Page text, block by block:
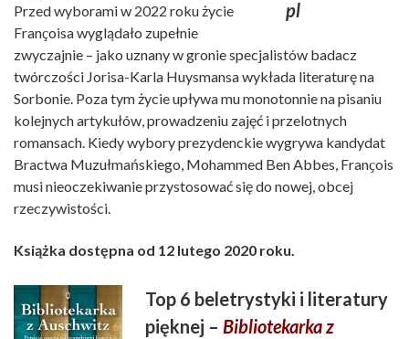
Przed wyborami w 2022 roku życie
Franҫoisa wyglądało zupełnie
zwyczajnie – jako uznany w gronie specjalistów badacz
twórczości Jorisa-Karla Huysmansa wykłada literaturę na
Sorbonie. Poza tym życie upływa mu monotonnie na pisaniu
kolejnych artykułów, prowadzeniu zajęć i przelotnych
romansach. Kiedy wybory prezydenckie wygrywa kandydat
Bractwa Muzułmańskiego, Mohammed Ben Abbes, Franҫois
musi nieoczekiwanie przystosować się do nowej, obcej
rzeczywistości.
Książka dostępna od 12 lutego 2020 roku.
Top 6 beletrystyki i literatury
pięknej – Bibliotekarka z